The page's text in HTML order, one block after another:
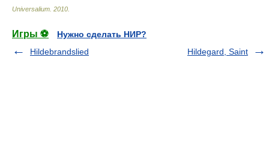
Universalium 2010
Игры ⚽
Нужно сделать НИР?
Hildebrandslied
Hildegard, Saint